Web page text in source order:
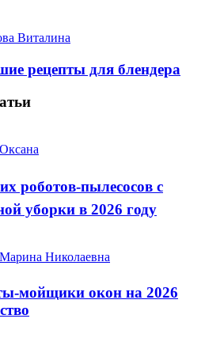
Виталина
рецепты для блендера
Оксана
роботов-пылесосов с
уборки в 2026 году
Марина Николаевна
мойщики окон на 2026